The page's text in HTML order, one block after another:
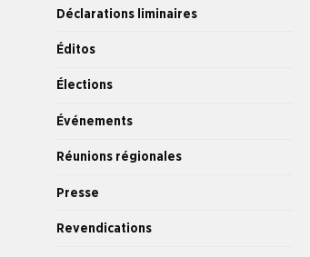
Déclarations liminaires
Éditos
Élections
Événements
Réunions régionales
Presse
Revendications